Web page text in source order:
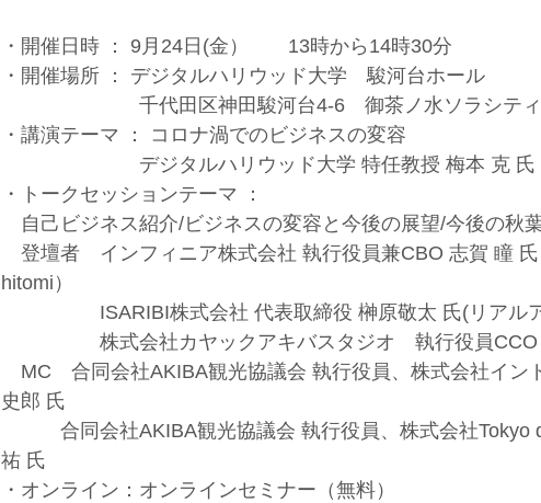
・開催日時 ： 9月24日(金）　　13時から14時30分
・開催場所 ： デジタルハリウッド大学　駿河台ホール
千代田区神田駿河台4-6　御茶ノ水ソラシティ
・講演テーマ ： コロナ渦でのビジネスの変容
デジタルハリウッド大学 特任教授 梅本 克 氏
・トークセッションテーマ ：
自己ビジネス紹介/ビジネスの変容と今後の展望/今後の秋
登壇者　インフィニア株式会社 執行役員兼CBO 志賀 瞳
hitomi）
ISARIBI株式会社 代表取締役 榊原敬太 氏(リアルア
株式会社カヤックアキバスタジオ　執行役員CCO
MC　合同会社AKIBA観光協議会 執行役員、株式会社イン
史郎 氏
合同会社AKIBA観光協議会 執行役員、株式会社Tokyo
祐 氏
・オンライン：オンラインセミナー（無料）